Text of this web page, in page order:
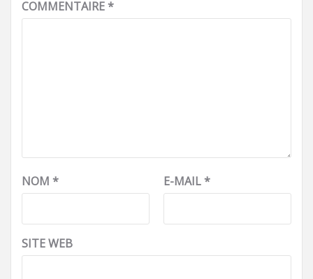
COMMENTAIRE*
NOM * E-MAIL*
SITE WEB